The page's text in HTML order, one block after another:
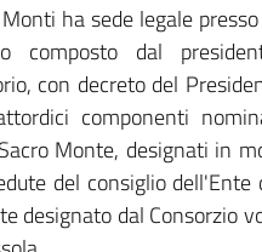
ha sede legale
composto dal
con decreto del
componenti
Monte, designati in
del consiglio
designato dal Consorzio